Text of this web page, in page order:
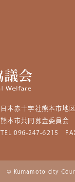
日本赤十字社熊本市地
熊本市共同募金委員会
TEL 096-247-6215
© Kumamoto-city